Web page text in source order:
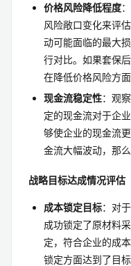
价格风险降低程度
风险敞口变化来评
动可能面临的最大
行对比。如果套保
在降低价格风险方面
现金流稳定性：观
定的现金流对于企
够使企业的现金流
金流大幅波动，那
战略目标达成情况评估
成本锁定目标：对
成功锁定了原材料
定，符合企业的成
锁定方面达到了目标